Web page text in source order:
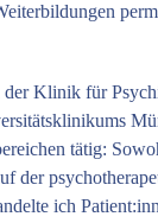
der Klinik für
tätig:
der
ich